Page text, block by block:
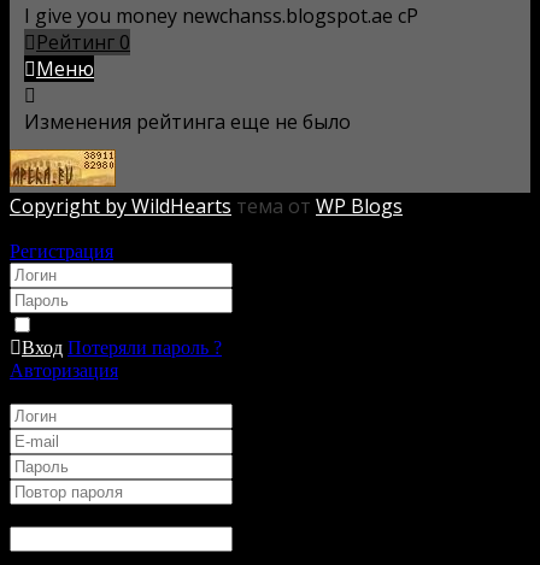
I give you money newchanss.blogspot.ae cP
Рейтинг 0
Меню
Изменения рейтинга еще не было
Copyright by WildHearts тема от WP Blogs
Регистрация
Вход Потеряли пароль ?
Авторизация